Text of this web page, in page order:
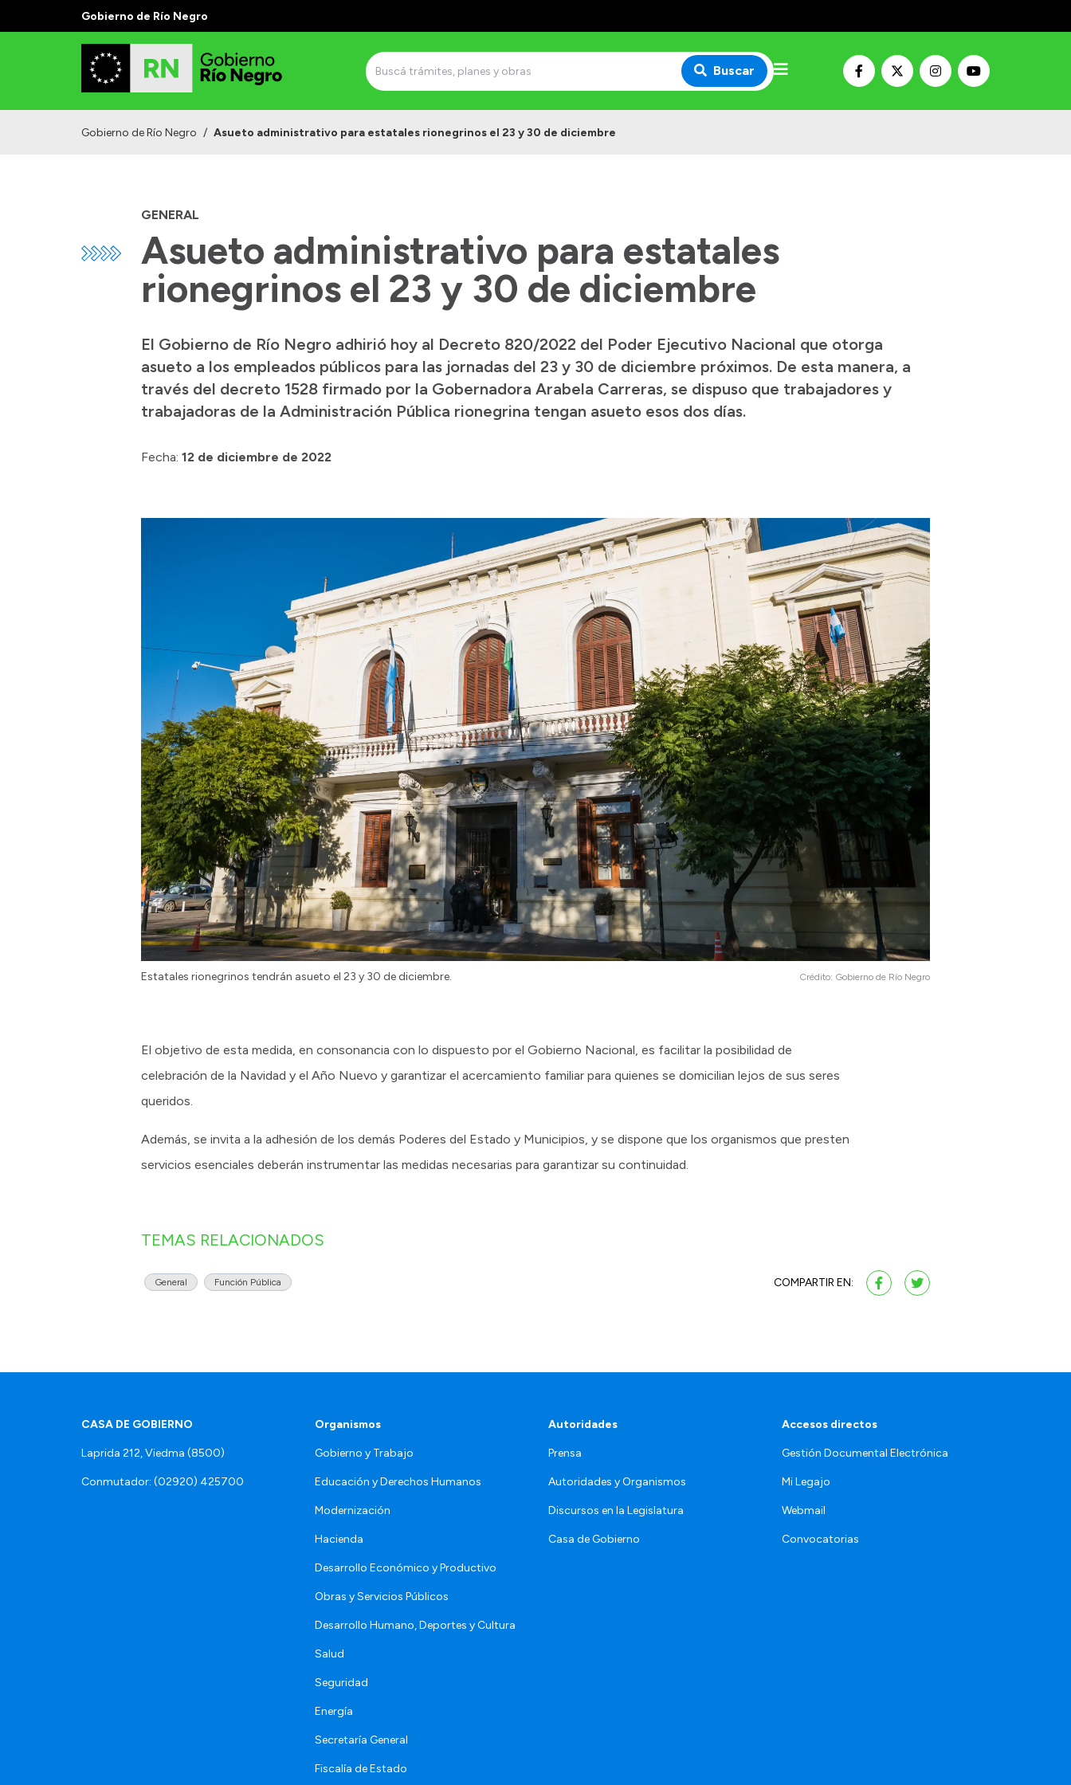
Gobierno de Río Negro
Buscar
Gobierno de Río Negro / Asueto administrativo para estatales rionegrinos el 23 y 30 de diciembre
GENERAL
Asueto administrativo para estatales
rionegrinos el 23 y 30 de diciembre
El Gobierno de Río Negro adhirió hoy al Decreto 820/2022 del Poder Ejecutivo Nacional que otorga
asueto a los empleados públicos para las jornadas del 23 y 30 de diciembre próximos. De esta manera, a
través del decreto 1528 firmado por la Gobernadora Arabela Carreras, se dispuso que trabajadores y
trabajadoras de la Administración Pública rionegrina tengan asueto esos dos días.
Fecha: 12 de diciembre de 2022
Estatales rionegrinos tendrán asueto el 23 y 30 de diciembre. Crédito: Gobierno de Río Negro
El objetivo de esta medida, en consonancia con lo dispuesto por el Gobierno Nacional, es facilitar la posibilidad de
celebración de la Navidad y el Año Nuevo y garantizar el acercamiento familiar para quienes se domicilian lejos de sus seres
queridos.
Además, se invita a la adhesión de los demás Poderes del Estado y Municipios, y se dispone que los organismos que presten
servicios esenciales deberán instrumentar las medidas necesarias para garantizar su continuidad.
TEMAS RELACIONADOS
General Función Pública COMPARTIR EN:
CASA DE GOBIERNO
Laprida 212, Viedma (8500)
Conmutador: (02920) 425700
Organismos
Gobierno y Trabajo
Educación y Derechos Humanos
Modernización
Hacienda
Desarrollo Económico y Productivo
Obras y Servicios Públicos
Desarrollo Humano, Deportes y Cultura
Salud
Seguridad
Energía
Secretaría General
Fiscalía de Estado
Autoridades
Prensa
Autoridades y Organismos
Discursos en la Legislatura
Casa de Gobierno
Accesos directos
Gestión Documental Electrónica
Mi Legajo
Webmail
Convocatorias